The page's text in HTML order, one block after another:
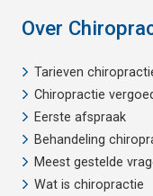
Over
Tarieven
Chiropractie
Eerste afspraak
Behandeling
Meest gestelde
Wat is chiropractie